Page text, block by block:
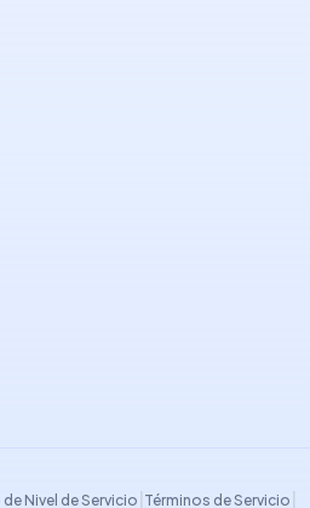
Nivel de Servicio Términos de Servicio